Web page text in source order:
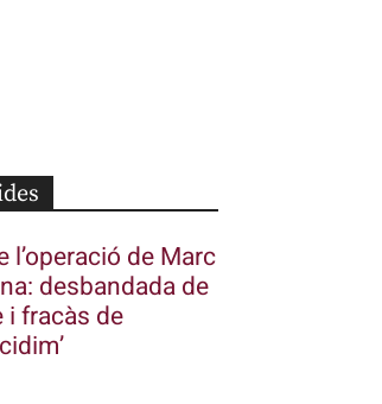
l’operació de Marc
desbandada de
i fracàs de